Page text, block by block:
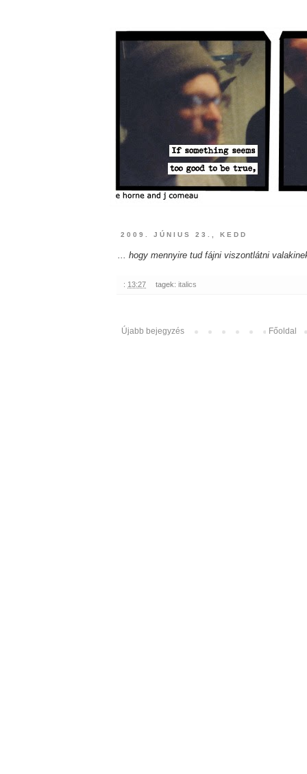
2009. JÚNIUS 23., KEDD
... hogy mennyire tud fájni viszontlátni
: 13:27 tagek: italics
Újabb bejegyzés Főoldal